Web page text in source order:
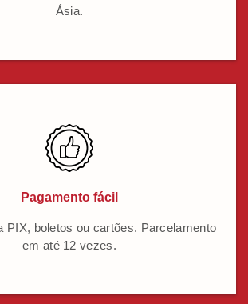
Ásia.
Pagamento fácil
PIX, boletos ou cartões. Parcelamento
em até 12 vezes.